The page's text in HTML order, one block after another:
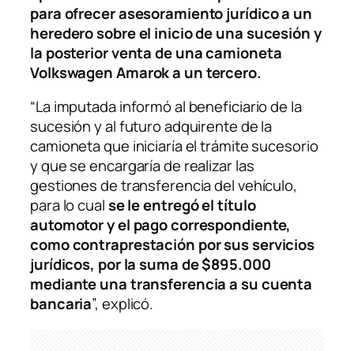
para ofrecer asesoramiento jurídico a un
heredero sobre el inicio de una sucesión y
la posterior venta de una camioneta
Volkswagen Amarok a un tercero.
“La imputada informó al beneficiario de la
sucesión y al futuro adquirente de la
camioneta que iniciaría el trámite sucesorio
y que se encargaría de realizar las
gestiones de transferencia del vehículo,
para lo cualse le entregó el título
automotor y el pago correspondiente,
como contraprestación por sus servicios
jurídicos, por la suma de $895.000
mediante una transferencia a su cuenta
bancaria”, explicó.